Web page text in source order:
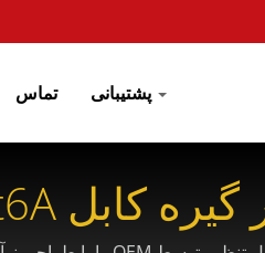
تماس